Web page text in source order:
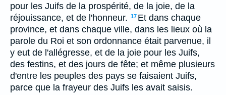
pour les Juifs de la prospérité, de la joie, de la
réjouissance, et de l'honneur. 17 Et dans chaque
province, et dans chaque ville, dans les lieux où la
parole du Roi et son ordonnance était parvenue, il
y eut de l'allégresse, et de la joie pour les Juifs,
des festins, et des jours de fête; et même plusieurs
d'entre les peuples des pays se faisaient Juifs,
parce que la frayeur des Juifs les avait saisis.